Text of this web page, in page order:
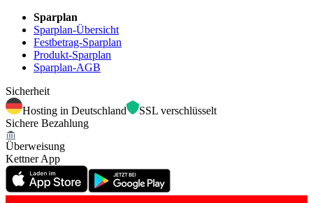
Sparplan
Sparplan-Übersicht
Festbetrag-Sparplan
Produkt-Sparplan
Sparplan-AGB
Sicherheit
Hosting in Deutschland
SSL verschlüsselt
Sichere Bezahlung
Überweisung
Kettner App